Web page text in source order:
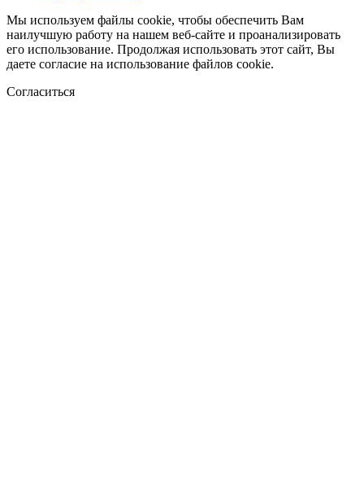
Мы используем файлы cookie, чтобы обеспечить Вам
наилучшую работу на нашем веб-сайте и проанализировать
его использование. Продолжая использовать этот сайт, Вы
даете согласие на использование файлов cookie.
Согласиться